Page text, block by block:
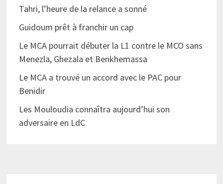
Tahri, l’heure de la relance a sonné
Guidoum prêt à franchir un cap
Le MCA pourrait débuter la L1 contre le MCO sans
Menezla, Ghezala et Benkhemassa
Le MCA a trouvé un accord avec le PAC pour
Benidir
Les Mouloudia connaîtra aujourd’hui son
adversaire en LdC